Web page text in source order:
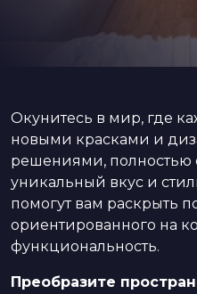
Окунитесь в мир, где
новыми красками и
решениями,
уникальный вкус и
помогут вам раскрыть
ориентированного на
функциональность.
Преобразите